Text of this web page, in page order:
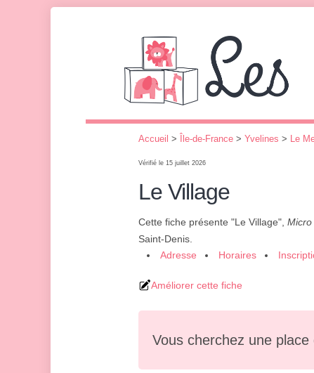
Accueil > Île-de-France > Yvelines > Le
Vérifié le 15 juillet 2026
Le Village
Cette fiche présente "Le Village",
Saint-Denis.
Adresse
Horaires
Améliorer cette fiche
Vous cherchez une